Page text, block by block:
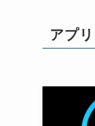
アプリ